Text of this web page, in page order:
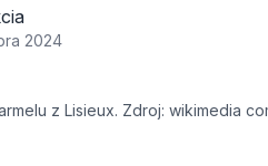
2024
z Lisieux. Zdroj: wikimedia